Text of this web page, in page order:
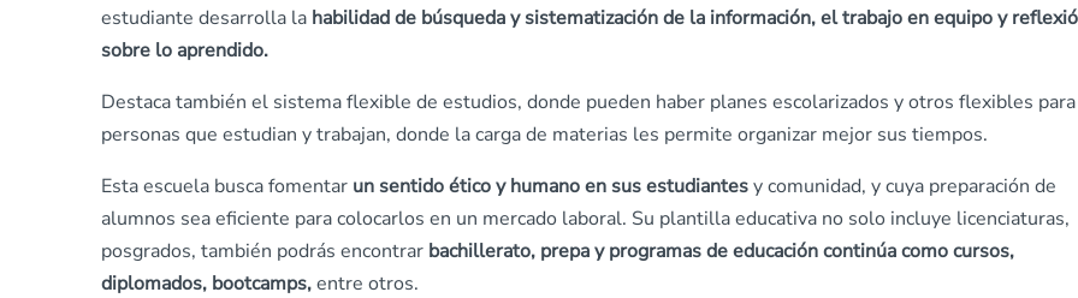
estudiante desarrolla la habilidad de búsqueda y sistematización de la información, el trabajo en equipo y
sobre lo aprendido.
Destaca también el sistema flexible de estudios, donde pueden haber planes escolarizados y otros flexibles para
personas que estudian y trabajan, donde la carga de materias les permite organizar mejor sus tiempos.
Esta escuela busca fomentar un sentido ético y humano en sus estudiantesy comunidad, y cuya preparación de
alumnos sea eficiente para colocarlos en un mercado laboral. Su plantilla educativa no solo incluye licenciaturas,
posgrados, también podrás encontrar bachillerato, prepa y programas de educación continúa como cursos,
diplomados, bootcamps,entre otros.